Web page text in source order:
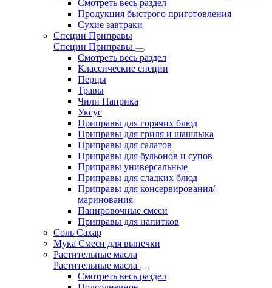
Смотреть весь раздел
Продукция быстрого приготовления
Сухие завтраки
Специи Приправы
Специи Приправы
Смотреть весь раздел
Классические специи
Перцы
Травы
Чили Паприка
Уксус
Приправы для горячих блюд
Приправы для гриля и шашлыка
Приправы для салатов
Приправы для бульонов и супов
Приправы универсальные
Приправы для сладких блюд
Приправы для консервирования/
маринования
Панировочные смеси
Приправы для напитков
Соль Сахар
Мука Смеси для выпечки
Растительные масла
Растительные масла
Смотреть весь раздел